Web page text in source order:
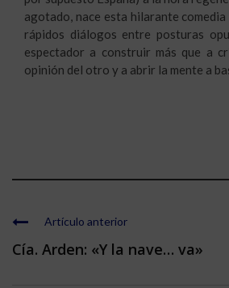
agotado, nace esta hilarante
rápidos diálogos entre posturas
espectador a construir más que a
opinión del otro y a abrir la mente a
Artículo anterior
Cía. Arden: «Y la nave… va»